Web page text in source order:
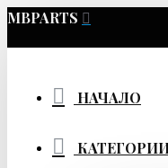
MBPARTS
НАЧАЛО